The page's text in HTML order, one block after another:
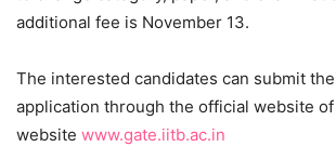
additional fee is November 13.
The interested candidates can submit
application through the official website of
website www.gate.iitb.ac.in